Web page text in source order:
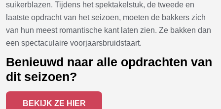
suikerblazen. Tijdens het spektakelstuk, de tweede en
laatste opdracht van het seizoen, moeten de bakkers zich
van hun meest romantische kant laten zien. Ze bakken dan
een spectaculaire voorjaarsbruidstaart.
Benieuwd naar alle opdrachten van
dit seizoen?
BEKIJK ZE HIER